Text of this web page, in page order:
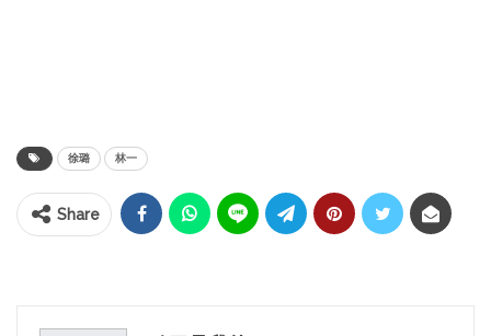
徐璐 林一
Share